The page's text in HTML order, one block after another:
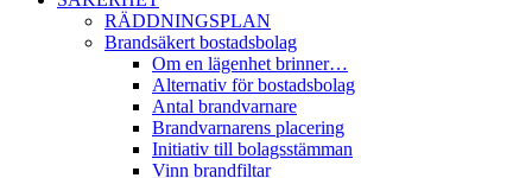
RÄDDNINGSPLAN
Brandsäkert bostadsbolag
Om en lägenhet brinner…
Alternativ för bostadsbolag
Antal brandvarnare
Brandvarnarens placering
Initiativ till bolagsstämman
Vinn brandfiltar